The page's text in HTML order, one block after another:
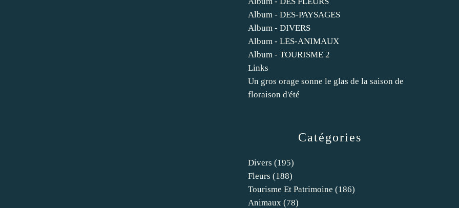
Catégories
Divers (195)
Fleurs (188)
Tourisme Et Patrimoine (186)
Animaux (78)
Album - DES-PAYSAGES
Album - DIVERS
Album - LES-ANIMAUX
Album - TOURISME 2
Links
Un gros orage sonne le glas de la saison de
floraison d'été